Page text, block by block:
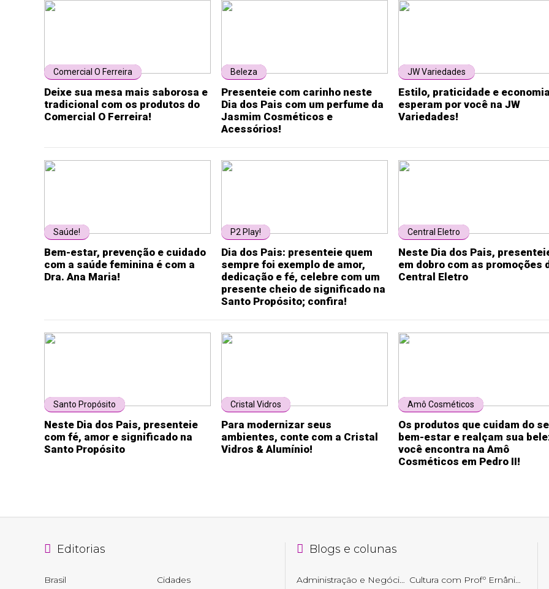
Comercial O Ferreira
Deixe sua mesa mais saborosa e
tradicional com os produtos do
Comercial O Ferreira!
Beleza
Presenteie com carinho neste
Dia dos Pais com um perfume da
Jasmim Cosméticos e
Acessórios!
JW Variedades
Estilo, praticidade e
esperam por você na JW
Variedades!
Saúde!
Bem-estar, prevenção e cuidado
com a saúde feminina é com a
Dra. Ana Maria!
P2 Play!
Dia dos Pais: presenteie quem
sempre foi exemplo de amor,
dedicação e fé, celebre com um
presente cheio de significado na
Santo Propósito; confira!
Central Eletro
Neste Dia dos Pais,
em dobro com as promoções
Central Eletro
Santo Propósito
Neste Dia dos Pais, presenteie
com fé, amor e significado na
Santo Propósito
Cristal Vidros
Para modernizar seus
ambientes, conte com a Cristal
Vidros & Alumínio!
Amô Cosméticos
Os produtos que cuidam do
bem-estar e realçam sua
você encontra na Amô
Cosméticos em Pedro II!
Editorias
Brasil Cidades
Blogs e colunas